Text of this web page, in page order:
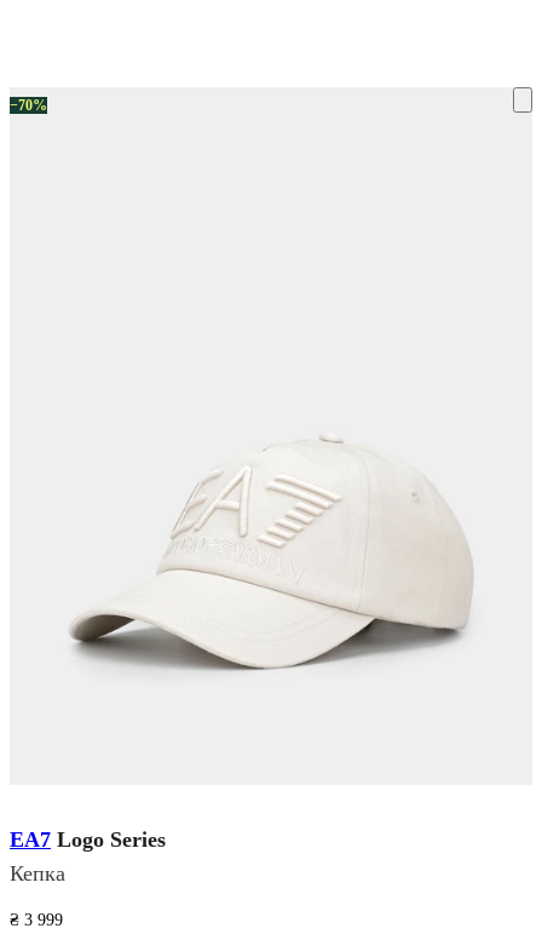
−70%
EA7 Logo Series
Кепка
₴ 3 999